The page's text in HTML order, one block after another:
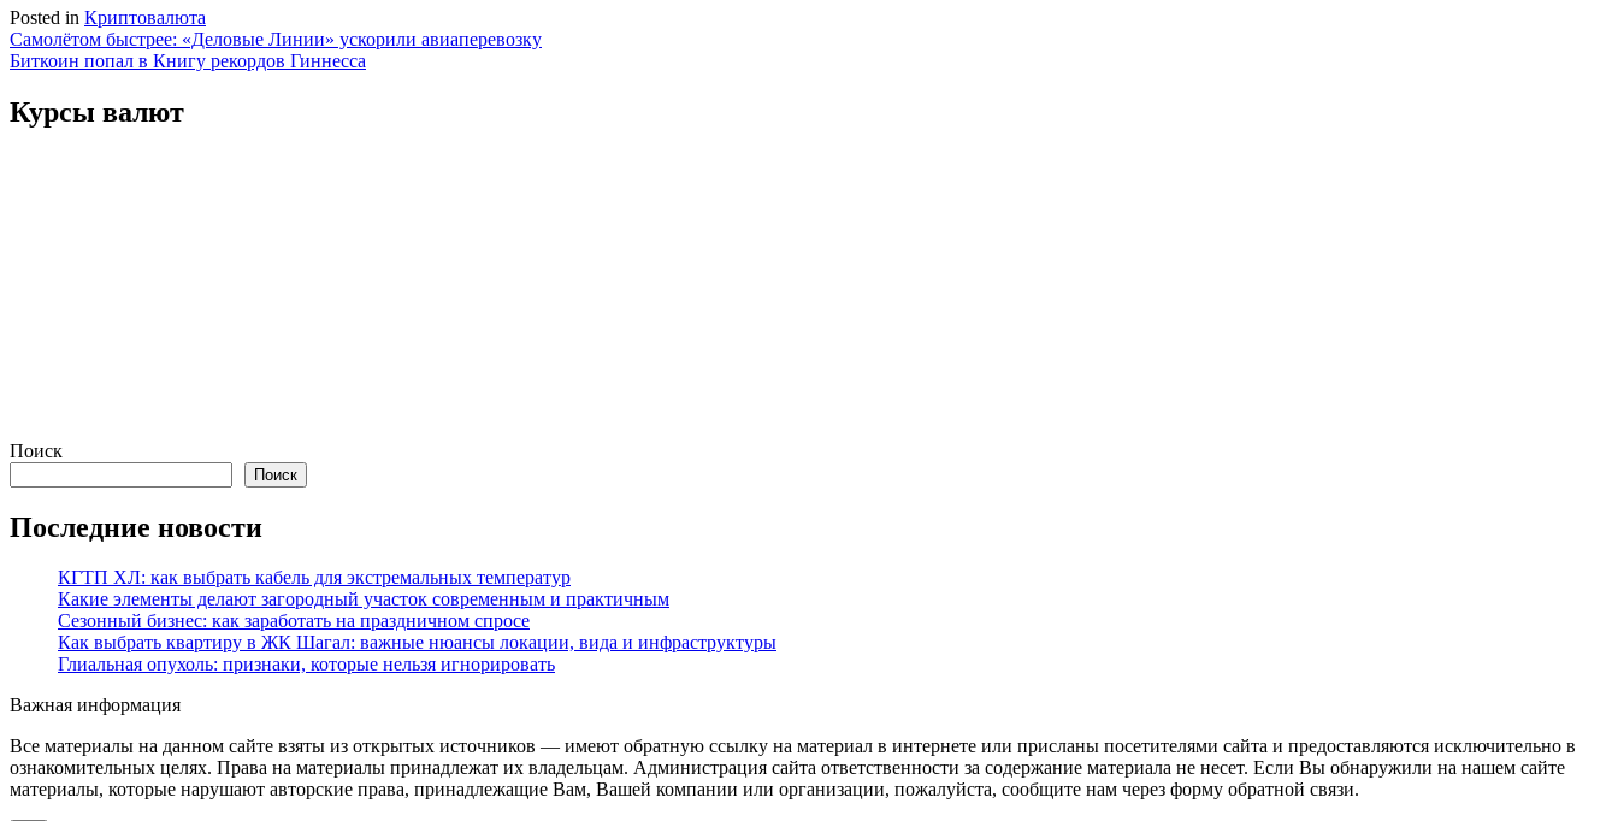
Posted in Криптовалюта
Навигация
по
записям
Самолётом быстрее: «Деловые Линии» ускорили авиаперевозку
Биткоин попал в Книгу рекордов Гиннесса
Курсы валют
Поиск
Поиск
Последние новости
КГТП ХЛ: как выбрать кабель для экстремальных температур
Какие элементы делают загородный участок современным и практичным
Сезонный бизнес: как заработать на праздничном спросе
Как выбрать квартиру в ЖК Шагал: важные нюансы локации, вида и инфраструктуры
Глиальная опухоль: признаки, которые нельзя игнорировать
Важная информация
Все материалы на данном сайте взяты из открытых источников — имеют обратную ссылку на материал в интернете или присланы посетителями сайта и предоставляются исключительно в
ознакомительных целях. Права на материалы принадлежат их владельцам. Администрация сайта ответственности за содержание материала не несет. Если Вы обнаружили на нашем сайте
материалы, которые нарушают авторские права, принадлежащие Вам, Вашей компании или организации, пожалуйста, сообщите нам через форму обратной связи.